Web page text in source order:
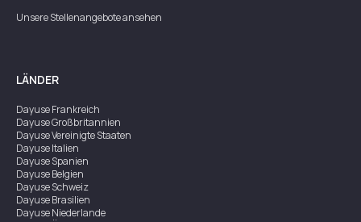
Unsere Stellenangebote ansehen
LÄNDER
DayuseFrankreich
DayuseGroßbritannien
DayuseVereinigte Staaten
DayuseItalien
DayuseSpanien
DayuseBelgien
DayuseSchweiz
DayuseBrasilien
DayuseNiederlande